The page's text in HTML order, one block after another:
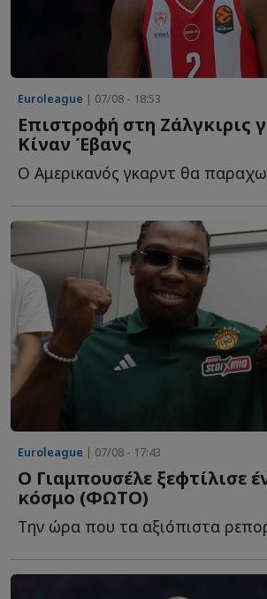
Euroleague | 07/08 - 18:53
Επιστροφή στη Ζάλγκιρις
Κίναν Έβανς
Euroleague | 07/08 - 17:43
Ο Γιαμπουσέλε ξεφτίλισε
κόσμο (ΦΩΤΟ)